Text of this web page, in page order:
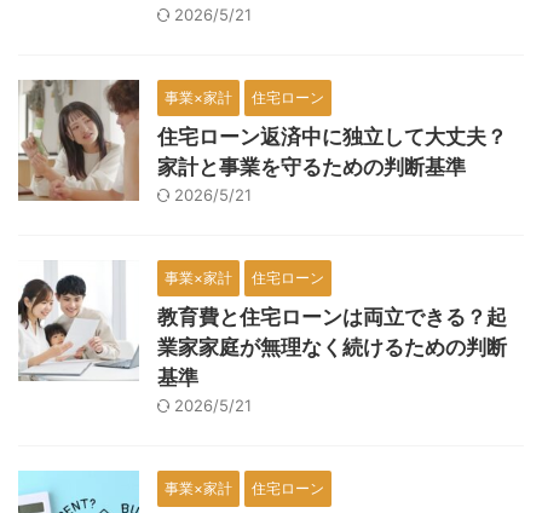
2026/5/21
事業×家計 住宅ローン
住宅ローン返済中に独立して大丈夫？
家計と事業を守るための判断基準
2026/5/21
事業×家計 住宅ローン
教育費と住宅ローンは両立できる？起
業家家庭が無理なく続けるための判断
基準
2026/5/21
事業×家計 住宅ローン